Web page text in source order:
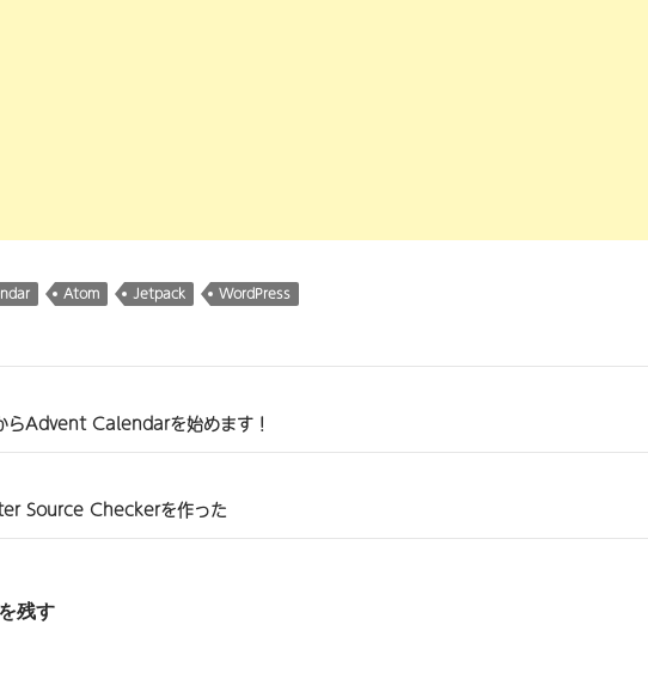
Atom Jetpack WordPress
らAdvent Calendarを始めます！
Source Checkerを作った
残す